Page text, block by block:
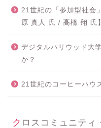
21世紀の「参加型社会
原 真人 氏 / 高橋 翔 氏】
デジタルハリウッド大
か？
21世紀のコーヒーハウ
クロスコミュニテ